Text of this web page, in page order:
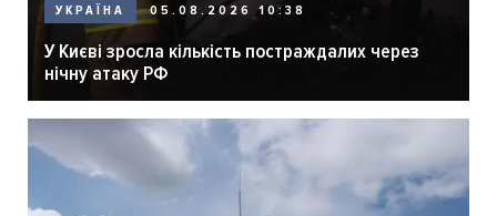
УКРАЇНА 05.08.2026 10:38
У Києві зросла кількість постраждалих через
нічну атаку РФ